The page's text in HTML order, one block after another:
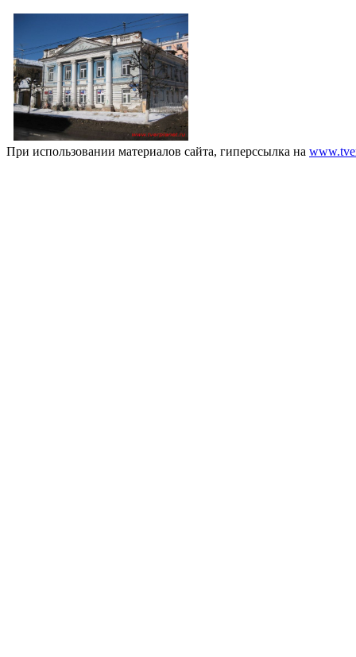
При использовании материалов сайта, гиперссылка на